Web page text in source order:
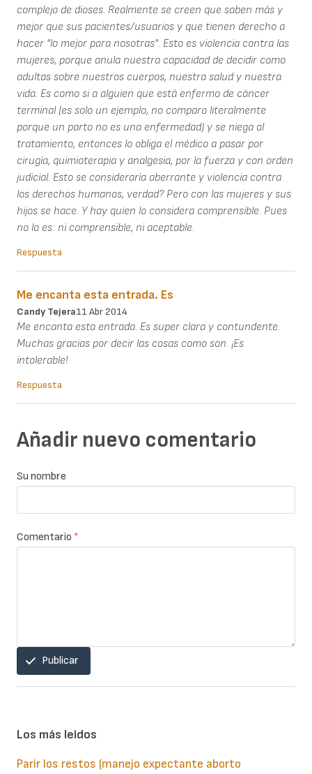
complejo de dioses. Realmente se creen que saben más y
mejor que sus pacientes/usuarios y que tienen derecho a
hacer "lo mejor para nosotras". Esto es violencia contra las
mujeres, porque anula nuestra capacidad de decidir como
adultas sobre nuestros cuerpos, nuestra salud y nuestra
vida. Es como si a alguien que está enfermo de cáncer
terminal (es solo un ejemplo, no comparo literalmente
porque un parto no es una enfermedad) y se niega al
tratamiento, entonces lo obliga el médico a pasar por
cirugía, quimioterapia y analgesia, por la fuerza y con orden
judicial. Esto se consideraría aberrante y violencia contra
los derechos humanos, verdad? Pero con las mujeres y sus
hijos se hace. Y hay quien lo considera comprensible. Pues
no lo es: ni comprensible, ni aceptable.
Respuesta
Me encanta esta entrada. Es
Candy Tejera11 Abr 2014
Me encanta esta entrada. Es super clara y contundente.
Muchas gracias por decir las cosas como son. ¡Es
intolerable!
Respuesta
Añadir nuevo comentario
Su nombre
Comentario *
Publicar
Los más leidos
Parir los restos (manejo expectante aborto